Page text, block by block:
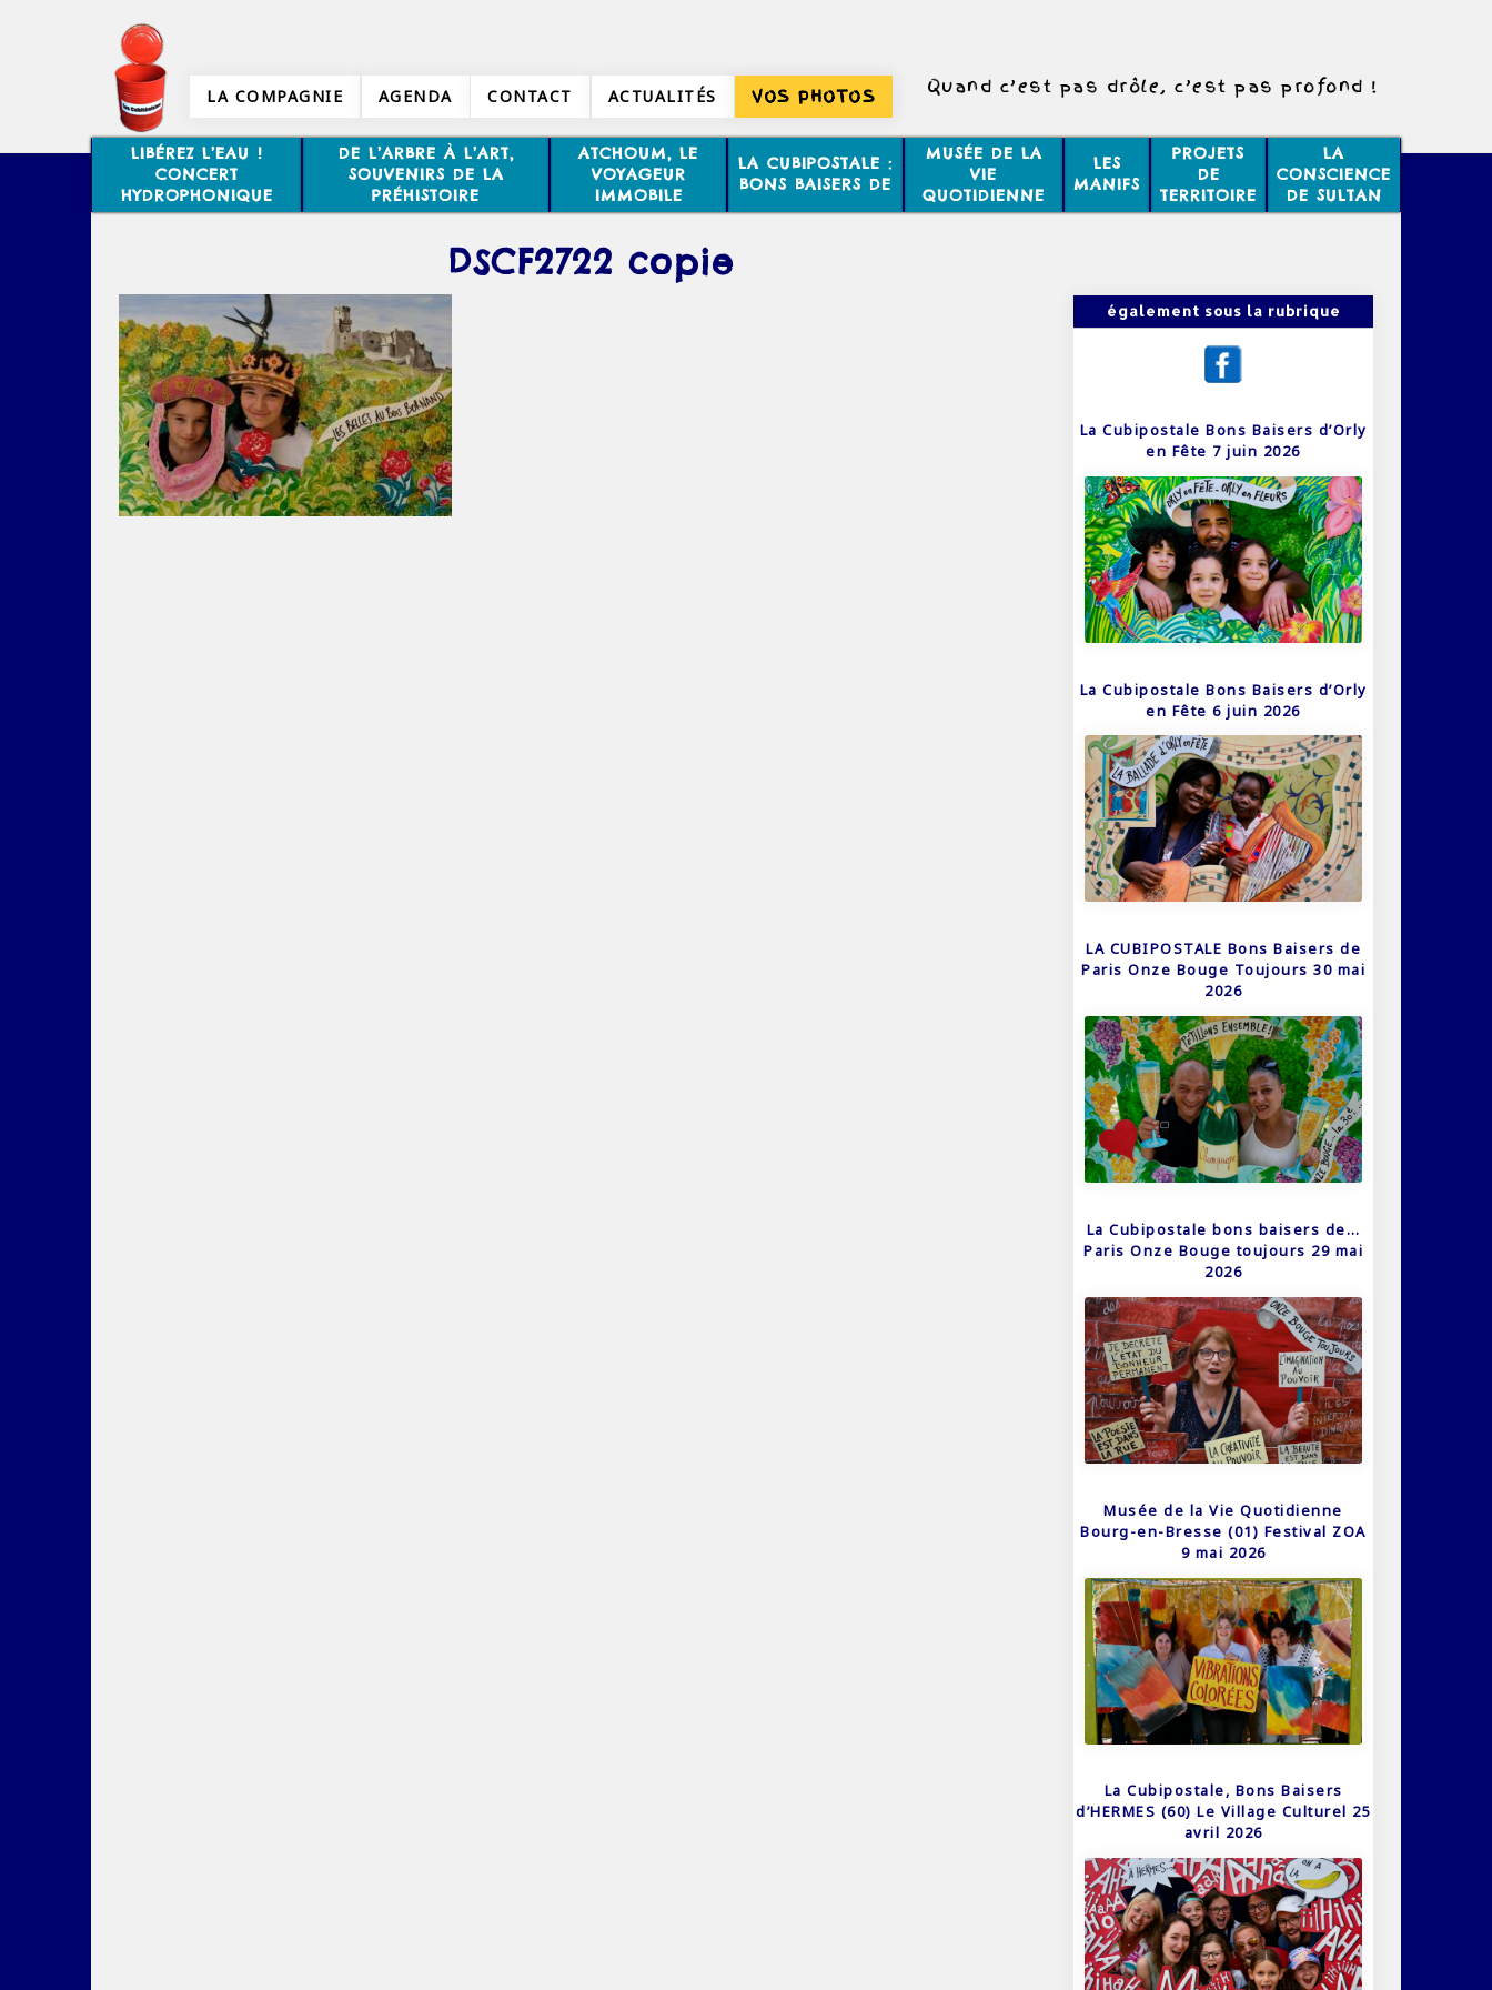
LA COMPAGNIE AGENDA CONTACT ACTUALITÉS VOS PHOTOS Quand c’est pas drôle, c’est pas profond !
LIBÉREZ L’EAU !
CONCERT
HYDROPHONIQUE
DE L’ARBRE À L’ART,
SOUVENIRS DE LA
PRÉHISTOIRE
ATCHOUM, LE
VOYAGEUR
IMMOBILE
LA CUBIPOSTALE :
BONS BAISERS DE
MUSÉE DE LA
VIE
QUOTIDIENNE
LES
MANIFS
PROJETS
DE
TERRITOIRE
LA
CONSCIENCE
DE SULTAN
DSCF2722 copie
également sous la rubrique
La Cubipostale Bons Baisers d’Orly
en Fête 7 juin 2026
La Cubipostale Bons Baisers d’Orly
en Fête 6 juin 2026
LA CUBIPOSTALE Bons Baisers de
Paris Onze Bouge Toujours 30 mai
2026
La Cubipostale bons baisers de…
Paris Onze Bouge toujours 29 mai
2026
Musée de la Vie Quotidienne
Bourg-en-Bresse (01) Festival ZOA
9 mai 2026
La Cubipostale, Bons Baisers
d’HERMES (60) Le Village Culturel 25
avril 2026